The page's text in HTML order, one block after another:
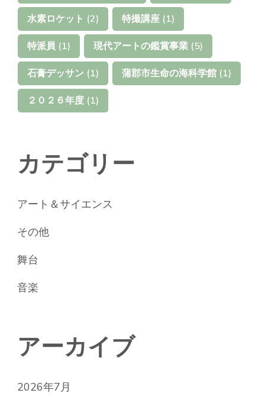
水素ロケット (2) 特撮講座 (1)
特派員 (1) 現代アートの鑑賞事業 (5)
石膏デッサン (1) 蒲郡市生命の海科学館 (1)
２０２６年度 (1)
カテゴリー
アート＆サイエンス
その他
舞台
音楽
アーカイブ
2026年7月